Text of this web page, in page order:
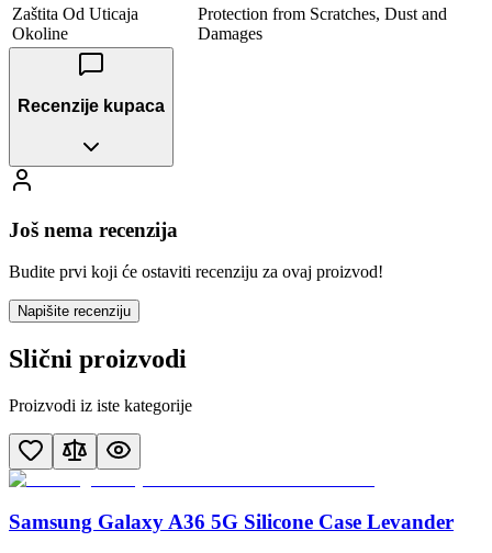
Zaštita Od Uticaja
Okoline
Protection from Scratches, Dust and
Damages
Recenzije kupaca
Još nema recenzija
Budite prvi koji će ostaviti recenziju za ovaj proizvod!
Napišite recenziju
Slični proizvodi
Proizvodi iz iste kategorije
Samsung Galaxy A36 5G Silicone Case Levander